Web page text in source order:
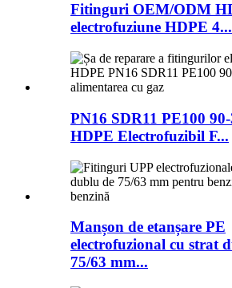
Fitinguri OEM/ODM
electrofuziune HDPE 4...
PN16 SDR11 PE100
HDPE Electrofuzibil F...
Manșon de etanșare PE
electrofuzional cu strat
75/63 mm...